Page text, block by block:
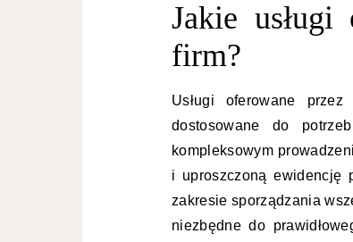
Jakie
firm?
Usługi oferowane
dostosowane do
kompleksowym
i uproszczoną ewidencję
zakresie sporządzania
niezbędne do